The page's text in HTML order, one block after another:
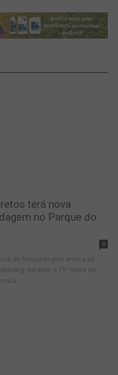
terá nova
no Parque do
0
de hospedagem anexa ao
durante a 71ª Festa do